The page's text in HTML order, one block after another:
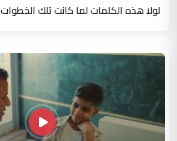
لولا هذه الكلمات لما كانت تلك الخطوات